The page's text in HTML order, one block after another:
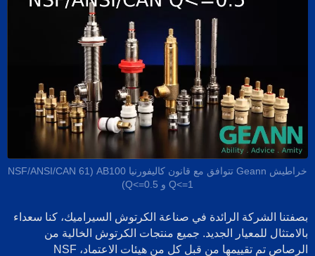
خراطيش Geann تتوافق مع قانون كاليفورنيا AB100 (NSF/ANSI/CAN 61
Q<=1 و Q<=0.5)
بصفتنا الشركة الرائدة في صناعة الكرتوش السيراميك، كنا سعداء
بالامتثال للمعيار الجديد. جميع منتجات الكرتوش الخالية من
الرصاص تم تقييمها من قبل كل من هيئات الاعتماد، NSF